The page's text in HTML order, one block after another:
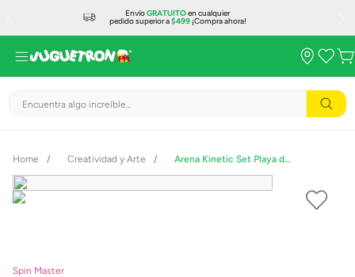
EnvíoGRATUITOen cualquier
pedido superior a$499¡Compra ahora!
Encuentra algo increíble...
Creatividad y Arte Arena Kinetic Set Playa de Tortugas
Spin Master